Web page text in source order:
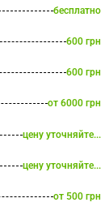
бесплатно
600 грн
600 грн
от 6000 грн
цену уточняйте...
цену уточняйте...
от 500 грн